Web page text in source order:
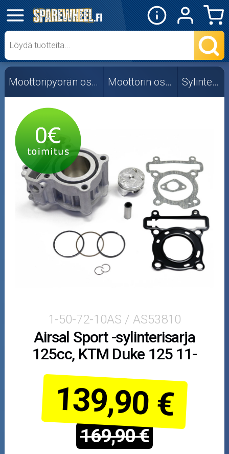
✕
Mopon osat
Skootterin osat
Crossipyörän osat
Moottoripyörän osat
Moottorikelkan osat
Mopoauton osat
Mönkijän osat
Puutarha ja metsä
Ajovarusteet
Öljyt ja kemikaalit
Työkalut
Outlet-tuotteet
Moottoripyörän osat Moottorin osat Sylinterit
1-50-72-10AS / AS53810
Airsal Sport -sylinterisarja
125cc, KTM Duke 125 11-
139,90 €
169,90 €